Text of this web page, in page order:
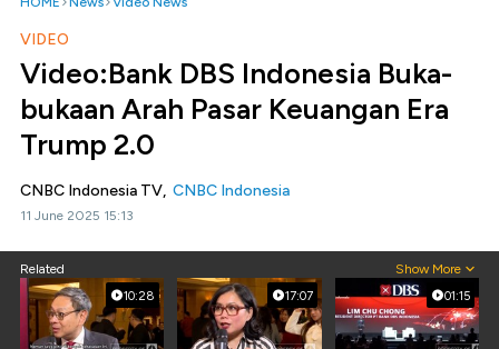
VIDEO
Video:Bank DBS Indonesia Buka-
bukaan Arah Pasar Keuangan Era
Trump 2.0
CNBC Indonesia TV, CNBC Indonesia
11 June 2025 15:13
Related Show More
10:28 17:07 01:15